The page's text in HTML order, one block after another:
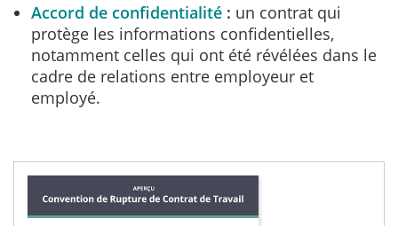
Accord de confidentialité
un contrat qui
protège les informations confidentielles,
notamment celles qui ont été révélées dans le
cadre de relations entre employeur et
employé.